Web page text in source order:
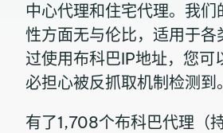
中心代理和住宅代理。我
性方面无与伦比，适用于
过使用布科巴IP地址，您
必担心被反抓取机制检测到。
有了1,708个布科巴代理（